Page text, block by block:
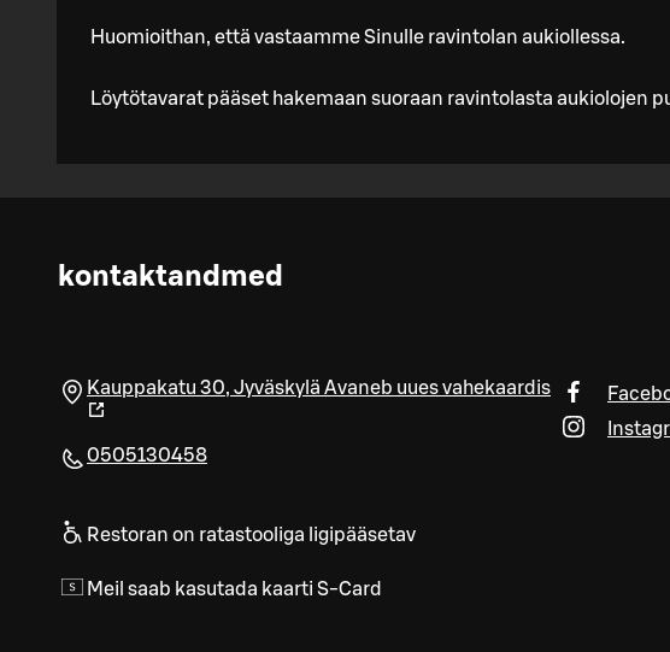
Huomioithan, että vastaamme Sinulle ravintolan aukiollessa.
Löytötavarat pääset hakemaan suoraan ravintolasta aukiolojen
kontaktandmed
Kauppakatu 30, Jyväskylä Avaneb uues vahekaardis
0505130458
Restoran on ratastooliga ligipääsetav
Meil saab kasutada kaarti S-Card